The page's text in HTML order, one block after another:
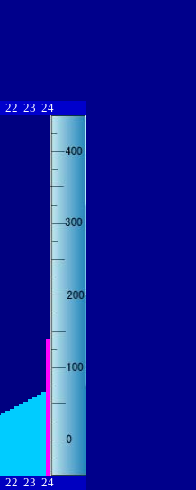
22 23 24
22 23 24